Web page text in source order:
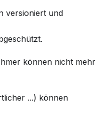
versioniert und
können nicht mehr
...) können